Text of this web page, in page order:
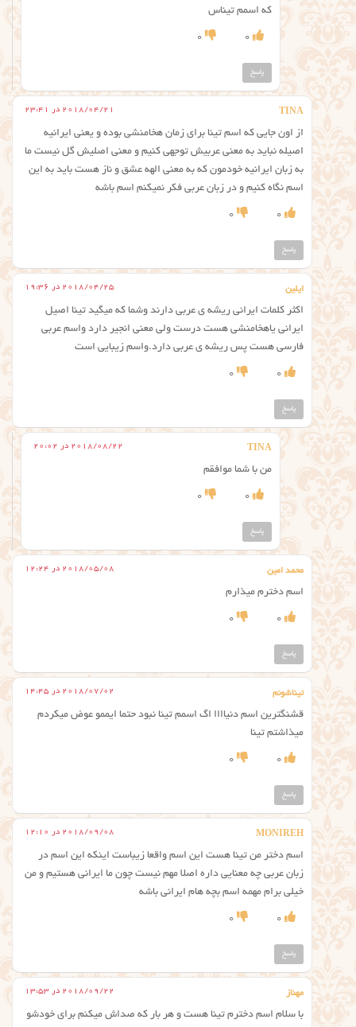
که اسمم تیناس
0
0
پاسخ
TINA 2018/04/21 در 23:41
از اون جایی که اسم تینا برای زمان هخامنشی بوده و یعنی ایرانیه
اصیله نباید به معنی عربیش توجهی کنیم و معنی اصلیش گل نیست ما
به زبان ایرانیه خودمون که به معنی الهه عشق و ناز هست باید به این
اسم نگاه کنیم و در زبان عربی فکر نمیکنم اسم باشه
0
0
پاسخ
ایلین 2018/04/25 در 19:36
اکثر کلمات ایرانی ریشه ی عربی دارند وشما که میگید تینا اصیل
ایرانی یاهخامنشی هست درست ولی معنی انجیر دارد واسم عربی
فارسی هست پس ریشه ی عربی دارد.واسم زیبایی است
0
0
پاسخ
TINA 2018/08/22 در 20:02
من با شما موافقم
0
0
پاسخ
محمد امین 2018/05/08 در 12:24
اسم دخترم میذارم
0
0
پاسخ
تیناشونم 2018/07/02 در 14:45
قشنگترین اسم دنیاااا اگ اسمم تینا نبود حتما ایممو عوض میکردم
میذاشتم تینا
0
0
پاسخ
MONIREH 2018/09/08 در 12:10
اسم دختر من تینا هست این اسم واقعا زیباست اینکه این اسم در
زبان عربی چه معنایی داره اصلا مهم نیست چون ما ایرانی هستیم و من
خیلی برام مهمه اسم بچه هام ایرانی باشه
0
0
پاسخ
مهناز 2018/09/22 در 13:53
با سلام اسم دخترم تینا هست و هر بار که صداش میکنم برای خودشو